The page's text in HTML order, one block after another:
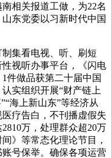
相关报道工做，为22名
东党委以习新时代中国
集看电视、听、刷短
视听办事平台，《闪电
件做品获第二十届中国
实组织开展“财产链上
海上新山东”等经济从
疗告白，不刊播虚假失
万，处理群众超20万
》等常态化理论节目，
号保举。确保各项运营